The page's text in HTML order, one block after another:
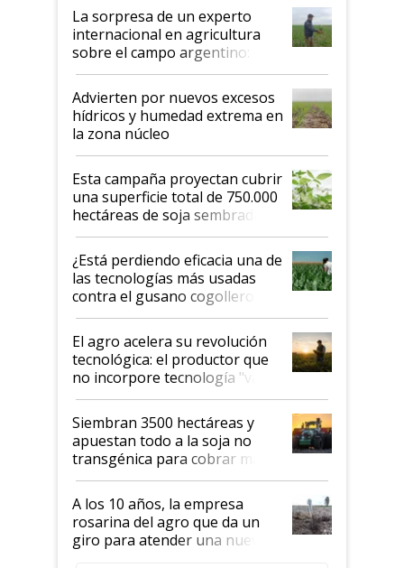
La sorpresa de un experto
internacional en agricultura
sobre el campo argentino:
"Estoy muy impresionado"
Advierten por nuevos excesos
hídricos y humedad extrema en
la zona núcleo
Esta campaña proyectan cubrir
una superficie total de 750.000
hectáreas de soja sembradas
con una nueva generación de
variedades que marcan un
salto tecnológico en genética y
rendimiento
¿Está perdiendo eficacia una de
las tecnologías más usadas
contra el gusano cogollero? El
desafío de una tecnología clave
El agro acelera su revolución
tecnológica: el productor que
no incorpore tecnología "va a
perder el tren"
Siembran 3500 hectáreas y
apuestan todo a la soja no
transgénica para cobrar más
por tonelada: compraron un
semillero
A los 10 años, la empresa
rosarina del agro que da un
giro para atender una nueva